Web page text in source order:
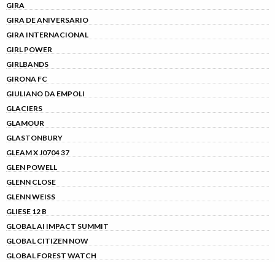
GIRA
GIRA DE ANIVERSARIO
GIRA INTERNACIONAL
GIRL POWER
GIRLBANDS
GIRONA FC
GIULIANO DA EMPOLI
GLACIERS
GLAMOUR
GLASTONBURY
GLEAM X J0704 37
GLEN POWELL
GLENN CLOSE
GLENN WEISS
GLIESE 12 B
GLOBAL AI IMPACT SUMMIT
GLOBAL CITIZEN NOW
GLOBAL FOREST WATCH